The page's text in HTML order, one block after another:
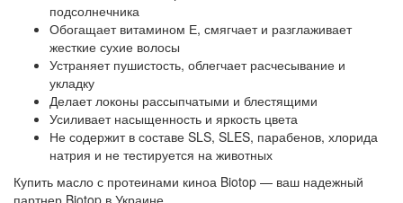
подсолнечника
Обогащает витамином Е, смягчает и разглаживает
жесткие сухие волосы
Устраняет пушистость, облегчает расчесывание и
укладку
Делает локоны рассыпчатыми и блестящими
Усиливает насыщенность и яркость цвета
Не содержит в составе SLS, SLES, парабенов, хлорида
натрия и не тестируется на животных
Купить масло с протеинами киноа Biotop — ваш надежный
партнер Biotop в Украине.